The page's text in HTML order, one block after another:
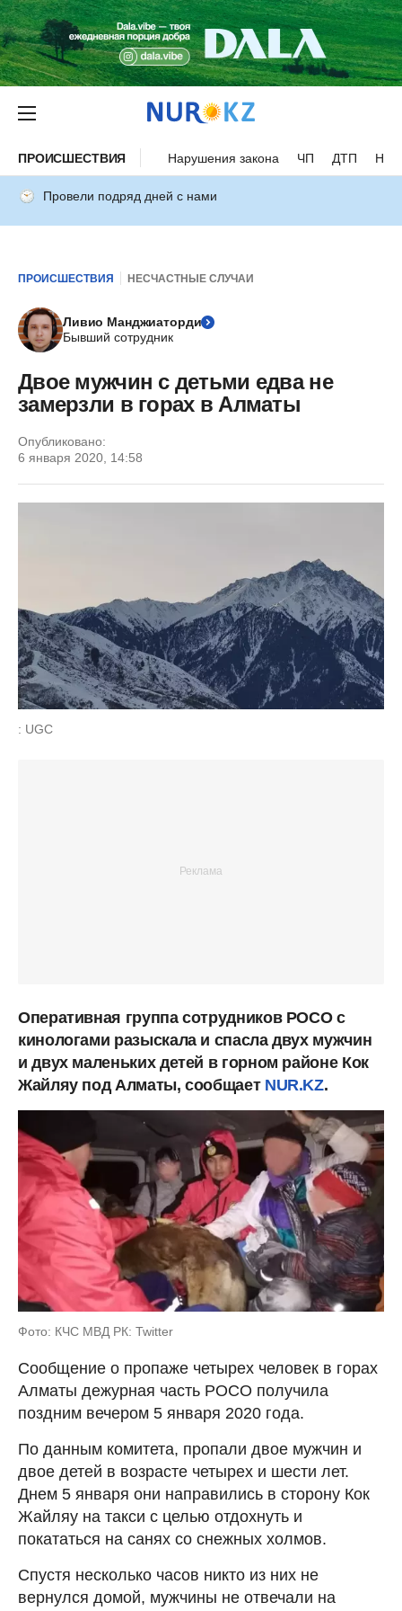
ПРОИСШЕСТВИЯ Нарушения закона ЧП ДТП
Провели подряд дней с нами
ПРОИСШЕСТВИЯ НЕСЧАСТНЫЕ СЛУЧАИ
Ливио Манджиаторди
Бывший сотрудник
Двое мужчин с детьми едва не
замерзли в горах в Алматы
Опубликовано:
6 января 2020, 14:58
: UGC
Оперативная группа сотрудников РОСО с
кинологами разыскала и спасла двух мужчин
и двух маленьких детей в горном районе Кок
Жайляу под Алматы, сообщает NUR.KZ.
Фото: КЧС МВД РК: Twitter
Сообщение о пропаже четырех человек в горах
Алматы дежурная часть РОСО получила
поздним вечером 5 января 2020 года.
По данным комитета, пропали двое мужчин и
двое детей в возрасте четырех и шести лет.
Днем 5 января они направились в сторону Кок
Жайляу на такси с целью отдохнуть и
покататься на санях со снежных холмов.
Спустя несколько часов никто из них не
вернулся домой, мужчины не отвечали на